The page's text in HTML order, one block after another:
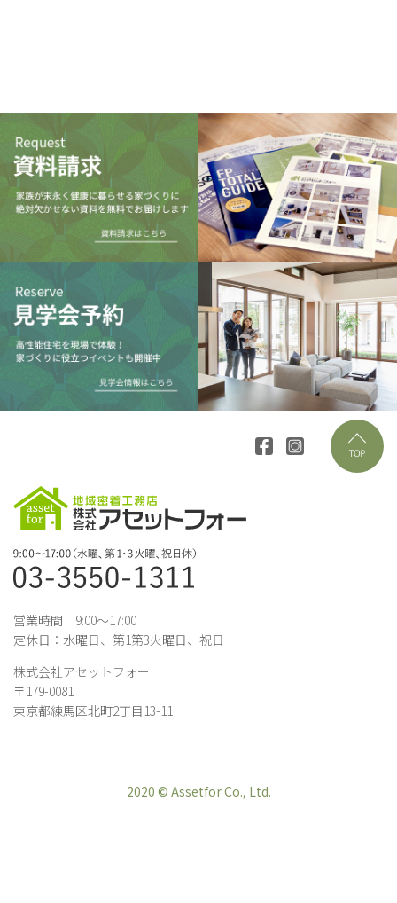
営業時間 9:00～17:00
定休日：水曜日、第1第3火曜日、祝日
株式会社アセットフォー
〒179-0081
東京都練馬区北町2丁目13-11
2020 © Assetfor Co., Ltd.